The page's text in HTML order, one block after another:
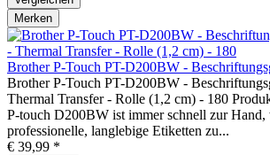
Merken
Brother P-Touch PT-D200BW -
Brother P-Touch PT-D200BW -
Thermal Transfer - Rolle (1,2 cm) - 180
P-touch D200BW ist immer schnell zur Hand,
professionelle, langlebige Etiketten zu...
€ 39,99 *